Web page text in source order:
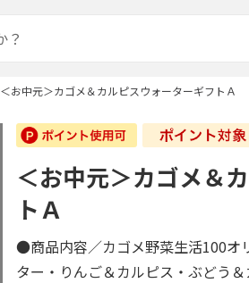
＜お中元＞カゴメ＆カルピスウォーターギフトＡ
＜お中元＞カゴメ＆
トＡ
●商品内容／カゴメ野菜生活100
ター・りんご＆カルピス・ぶど